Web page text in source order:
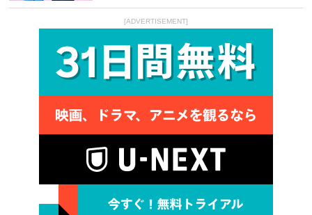
[ADVERTISEMENT]